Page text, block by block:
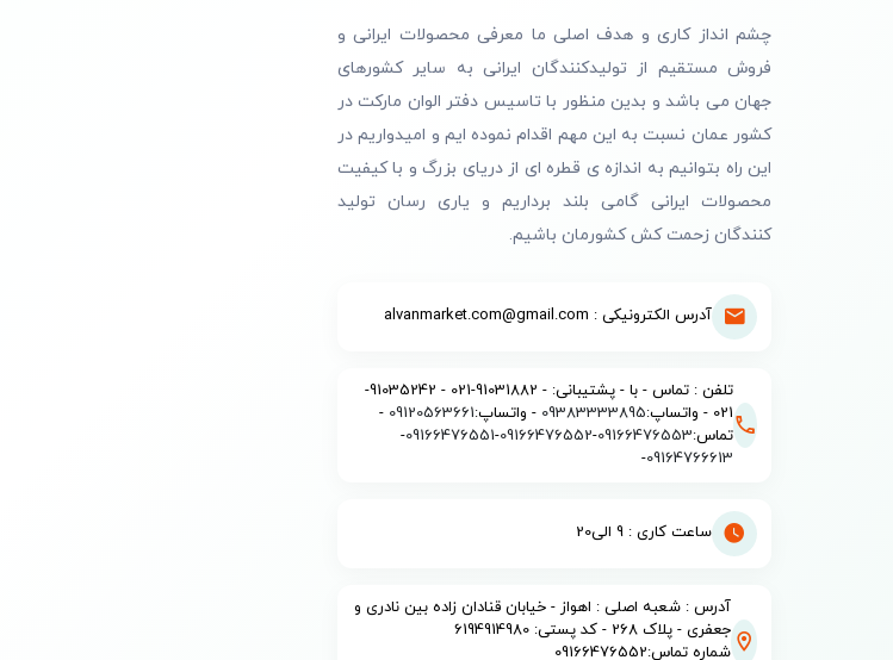
چشم انداز کاری و هدف اصلی ما معرفی محصولات ایرانی و
فروش مستقیم از تولیدکنندگان ایرانی به سایر کشورهای
جهان می باشد و بدین منظور با تاسیس دفتر الوان مارکت در
کشور عمان نسبت به این مهم اقدام نموده ایم و امیدواریم در
این راه بتوانیم به اندازه ی قطره ای از دریای بزرگ و با کیفیت
محصولات ایرانی گامی بلند برداریم و یاری رسان تولید
کنندگان زحمت کش کشورمان باشیم.
آدرس الکترونیکی : alvanmarket.com@gmail.com
تلفن : تماس - با - پشتیبانی: - 91031882-021 - 91035242-
021 - واتساپ:
09383333895 - واتساپ:09120563661
-
تماس:09166476553
-
09166476552
-
09166476551
-
09164766613
-
ساعت کاری : 9 الی20
آدرس : شعبه اصلی : اهواز - خیابان قنادان زاده بین نادری و
جعفری - پلاک 268 - کد پستی: 6194914980
شماره تماس:09166476552